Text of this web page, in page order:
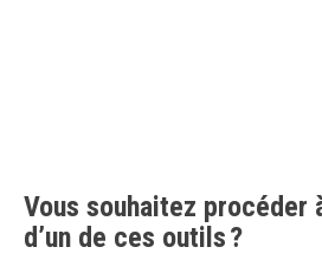
Vous souhaitez procéder
d’un de ces outils ?